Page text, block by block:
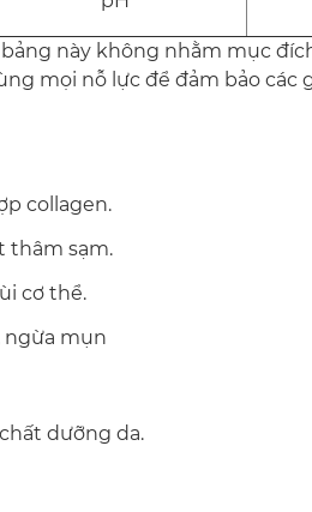
này không nhằm mục
mọi nỗ lực để đảm bảo các
collagen.
thâm sạm.
cơ thể.
ngừa mụn
dưỡng da.